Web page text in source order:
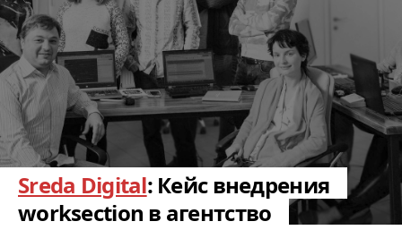
Sreda Digital: Кейс внедрения
worksection в агентство